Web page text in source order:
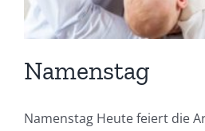
Namenstag
Namenstag Heute feiert die